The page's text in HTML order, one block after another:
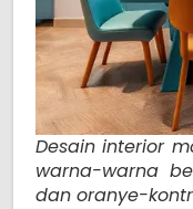
Desain interior
warna-warna
dan oranye-